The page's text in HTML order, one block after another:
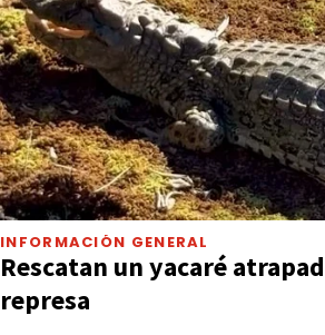
INFORMACIÓN GENERAL
Rescatan un yacaré
represa